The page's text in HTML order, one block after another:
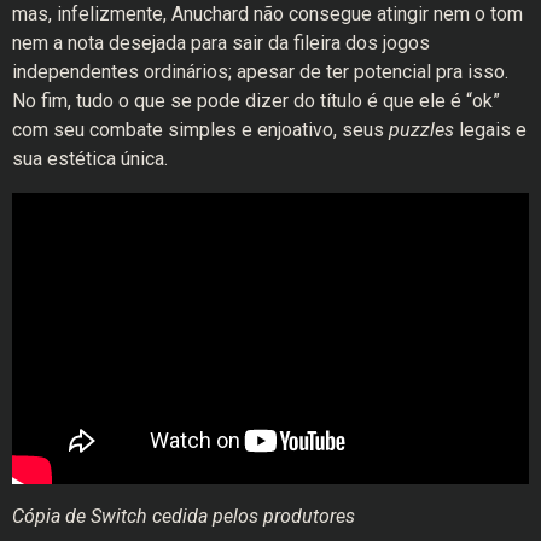
mas, infelizmente, Anuchard não consegue atingir nem o tom
nem a nota desejada para sair da fileira dos jogos
independentes ordinários; apesar de ter potencial pra isso.
No fim, tudo o que se pode dizer do título é que ele é “ok”
com seu combate simples e enjoativo, seus puzzles legais e
sua estética única.
Cópia de Switch cedida pelos produtores